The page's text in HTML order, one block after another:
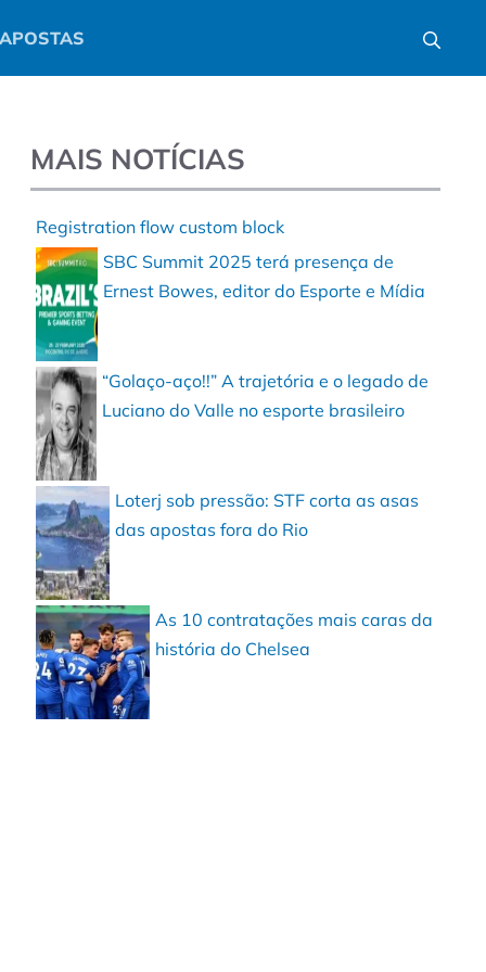
MAIS NOTÍCIAS
Registration flow custom block
SBC Summit 2025 terá presença de
Ernest Bowes, editor do Esporte e Mídia
“Golaço-aço!!” A trajetória e o legado de
Luciano do Valle no esporte brasileiro
Loterj sob pressão: STF corta as asas
das apostas fora do Rio
As 10 contratações mais caras da
história do Chelsea